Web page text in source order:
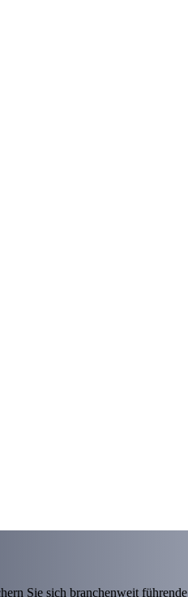
Sie sich branchenweit führende